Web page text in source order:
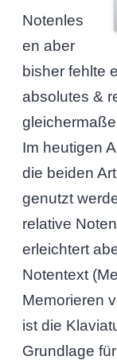
Notenles
en aber
bisher fehlte
absolutes &
Im heutigen
die beiden
genutzt
relative
erleichtert
Notentext
Memorieren
ist die
Grundlage